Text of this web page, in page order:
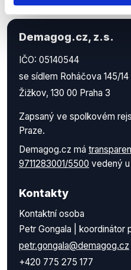
Demagog.cz, z.s.
IČO: 05140544
se sídlem Roháčova 145/14
Žižkov, 130 00 Praha 3
Zapsaný ve spolkovém
Praze.
Demagog.cz má
9711283001/5500 vedený u
Kontakty
Kontaktní osoba
Petr Gongala | koordinátor
petr.gongala@demagog.cz
+420 775 275 177